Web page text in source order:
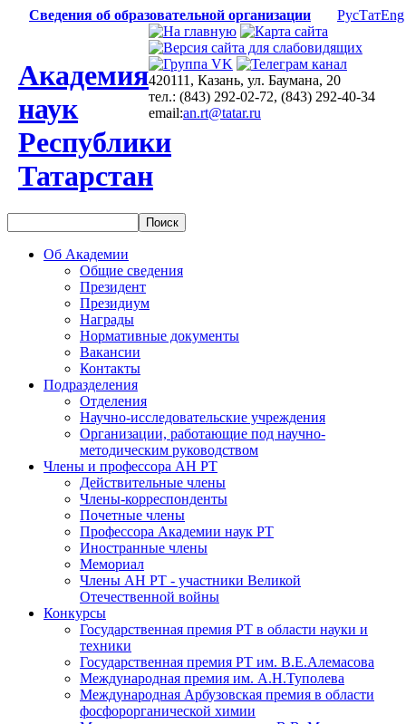
Сведения об образовательной организации РусТатEng
Академия
наук
Республики
Татарстан
420111, Казань, ул. Баумана, 20
тел.: (843) 292-02-72, (843) 292-40-34
email:an.rt@tatar.ru
Об Академии
Общие сведения
Президент
Президиум
Награды
Нормативные документы
Вакансии
Контакты
Подразделения
Отделения
Научно-исследовательские учреждения
Организации, работающие под научно-
методическим руководством
Члены и профессора АН РТ
Действительные члены
Члены-корреспонденты
Почетные члены
Профессора Академии наук РТ
Иностранные члены
Мемориал
Члены АН РТ - участники Великой
Отечественной войны
Конкурсы
Государственная премия РТ в области науки и
техники
Государственная премия РТ им. В.Е.Алемасова
Международная премия им. А.Н.Туполева
Международная Арбузовская премия в области
фосфорорганической химии